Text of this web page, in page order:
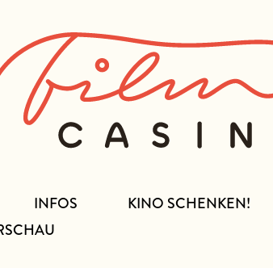
INFOS KINO SCHENKEN!